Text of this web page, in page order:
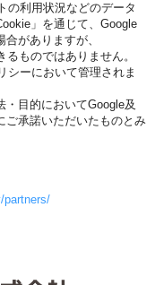
の利用状況などのデータ
」を通じて、Google
がありますが、
るものではありません。
シーにおいて管理されま
目的においてGoogle及
ご承諾いただいたものとみ
partners/